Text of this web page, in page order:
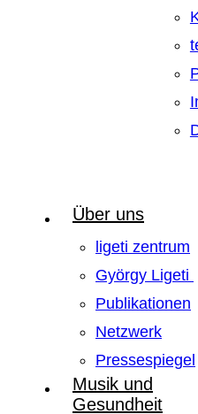
Über uns
ligeti zentrum
György Ligeti
Publikationen
Netzwerk
Pressespiegel
Musik und
Gesundheit